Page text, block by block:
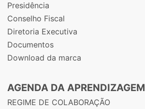
Presidência
Conselho Fiscal
Diretoria Executiva
Documentos
Download da marca
AGENDA DA APRENDIZAGEM
REGIME DE COLABORAÇÃO